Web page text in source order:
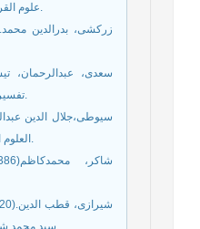
علوم القرآن، بیروت: دارکتب العلمیه.
زرکشی، بدرالدین
سعدی، عبدالرحمان،
تفسیر الکلام المنان. بیروت: بی‌نا.
العلوم القرآن.قاهره: مطبع حجازی.
سید محمد شکوه، تهران: چاپخانه مجلس.